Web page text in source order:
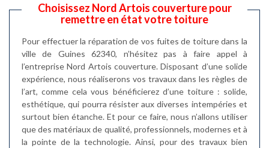
Choisissez Nord Artois couverture pour
remettre en état votre toiture
Pour effectuer la réparation de vos fuites de toiture dans la
ville de Guines 62340, n’hésitez pas à faire appel à
l’entreprise Nord Artois couverture. Disposant d’une solide
expérience, nous réaliserons vos travaux dans les règles de
l’art, comme cela vous bénéficierez d’une toiture : solide,
esthétique, qui pourra résister aux diverses intempéries et
surtout bien étanche. Et pour ce faire, nous n’allons utiliser
que des matériaux de qualité, professionnels, modernes et à
la pointe de la technologie. Ainsi, pour des travaux bien